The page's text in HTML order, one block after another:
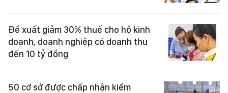
Đề xuất giảm 30% thuế cho hộ kinh
doanh, doanh nghiệp có doanh thu
đến 10 tỷ đồng
50 cơ sở được chấp nhận kiểm